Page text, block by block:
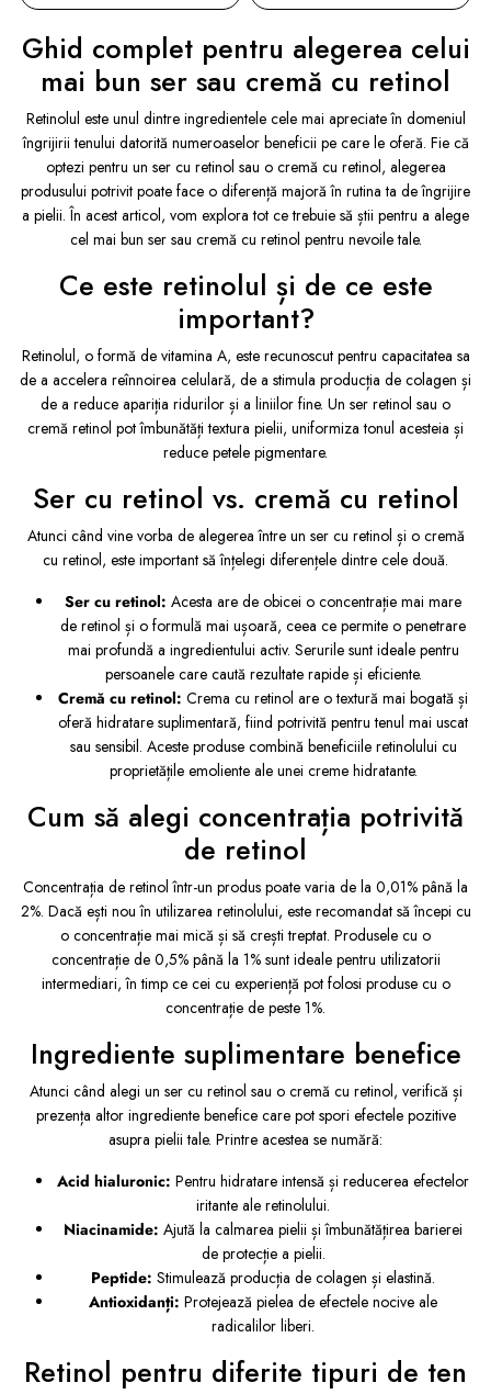
Ghid complet pentru alegerea celui
mai bun ser sau cremă cu retinol
Retinolul este unul dintre ingredientele cele mai apreciate în domeniul
îngrijirii tenului datorită numeroaselor beneficii pe care le oferă. Fie că
optezi pentru un ser cu retinol sau o cremă cu retinol, alegerea
produsului potrivit poate face o diferență majoră în rutina ta de îngrijire
a pielii. În acest articol, vom explora tot ce trebuie să știi pentru a alege
cel mai bun ser sau cremă cu retinol pentru nevoile tale.
Ce este retinolul și de ce este
important?
Retinolul, o formă de vitamina A, este recunoscut pentru capacitatea sa
de a accelera reînnoirea celulară, de a stimula producția de colagen și
de a reduce apariția ridurilor și a liniilor fine. Un ser retinol sau o
cremă retinol pot îmbunătăți textura pielii, uniformiza tonul acesteia și
reduce petele pigmentare.
Ser cu retinol vs. cremă cu retinol
Atunci când vine vorba de alegerea între un ser cu retinol și o cremă
cu retinol, este important să înțelegi diferențele dintre cele două.
Ser cu retinol: Acesta are de obicei o concentrație mai mare
de retinol și o formulă mai ușoară, ceea ce permite o penetrare
mai profundă a ingredientului activ. Serurile sunt ideale pentru
persoanele care caută rezultate rapide și eficiente.
Cremă cu retinol: Crema cu retinol are o textură mai bogată și
oferă hidratare suplimentară, fiind potrivită pentru tenul mai uscat
sau sensibil. Aceste produse combină beneficiile retinolului cu
proprietățile emoliente ale unei creme hidratante.
Cum să alegi concentrația potrivită
de retinol
Concentrația de retinol într-un produs poate varia de la 0,01% până la
2%. Dacă ești nou în utilizarea retinolului, este recomandat să începi cu
o concentrație mai mică și să crești treptat. Produsele cu o
concentrație de 0,5% până la 1% sunt ideale pentru utilizatorii
intermediari, în timp ce cei cu experiență pot folosi produse cu o
concentrație de peste 1%.
Ingrediente suplimentare benefice
Atunci când alegi un ser cu retinol sau o cremă cu retinol, verifică și
prezența altor ingrediente benefice care pot spori efectele pozitive
asupra pielii tale. Printre acestea se numără:
Acid hialuronic: Pentru hidratare intensă și reducerea efectelor
iritante ale retinolului.
Niacinamide: Ajută la calmarea pielii și îmbunătățirea barierei
de protecție a pielii.
Peptide: Stimulează producția de colagen și elastină.
Antioxidanți: Protejează pielea de efectele nocive ale
radicalilor liberi.
Retinol pentru diferite tipuri de ten